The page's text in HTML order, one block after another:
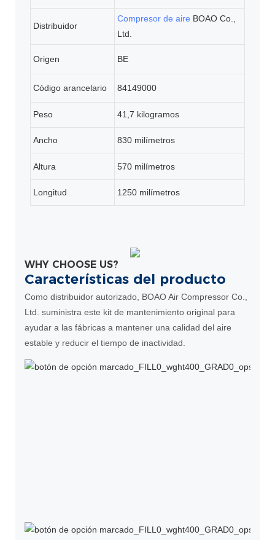
Distribuidor
Compresor de aire BOAO Co.,
Ltd.
Origen BE
Código arancelario 84149000
Peso 41,7 kilogramos
Ancho 830 milímetros
Altura 570 milímetros
Longitud 1250 milímetros
WHY CHOOSE US?
Características del producto
Como distribuidor autorizado, BOAO Air Compressor Co.,
Ltd. suministra este kit de mantenimiento original para
ayudar a las fábricas a mantener una calidad del aire
estable y reducir el tiempo de inactividad.